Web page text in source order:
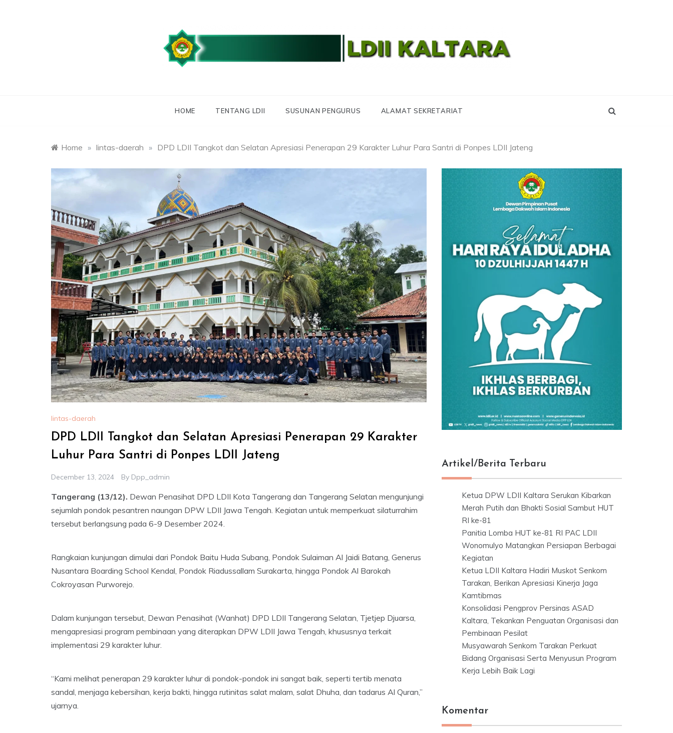
HOME TENTANG LDII SUSUNAN PENGURUS ALAMAT SEKRETARIAT
Home » lintas-daerah » DPD LDII Tangkot dan Selatan Apresiasi Penerapan 29 Karakter Luhur Para Santri di Ponpes LDII Jateng
lintas-daerah
DPD LDII Tangkot dan Selatan Apresiasi Penerapan 29 Karakter
Luhur Para Santri di Ponpes LDII Jateng
December 13, 2024 By Dpp_admin
Tangerang (13/12). Dewan Penasihat DPD LDII Kota Tangerang dan Tangerang Selatan mengunjungi
sejumlah pondok pesantren naungan DPW LDII Jawa Tengah. Kegiatan untuk memperkuat silaturrahim
tersebut berlangsung pada 6-9 Desember 2024.
Rangkaian kunjungan dimulai dari Pondok Baitu Huda Subang, Pondok Sulaiman Al Jaidi Batang, Generus
Nusantara Boarding School Kendal, Pondok Riadussallam Surakarta, hingga Pondok Al Barokah
Cokroyasan Purworejo.
Dalam kunjungan tersebut, Dewan Penasihat (Wanhat) DPD LDII Tangerang Selatan, Tjetjep Djuarsa,
mengapresiasi program pembinaan yang diterapkan DPW LDII Jawa Tengah, khususnya terkait
implementasi 29 karakter luhur.
“Kami melihat penerapan 29 karakter luhur di pondok-pondok ini sangat baik, seperti tertib menata
sandal, menjaga kebersihan, kerja bakti, hingga rutinitas salat malam, salat Dhuha, dan tadarus Al Quran,”
ujarnya.
Artikel/Berita Terbaru
Ketua DPW LDII Kaltara Serukan Kibarkan
Merah Putih dan Bhakti Sosial Sambut HUT
RI ke-81
Panitia Lomba HUT ke-81 RI PAC LDII
Wonomulyo Matangkan Persiapan Berbagai
Kegiatan
Ketua LDII Kaltara Hadiri Muskot Senkom
Tarakan, Berikan Apresiasi Kinerja Jaga
Kamtibmas
Konsolidasi Pengprov Persinas ASAD
Kaltara, Tekankan Penguatan Organisasi dan
Pembinaan Pesilat
Musyawarah Senkom Tarakan Perkuat
Bidang Organisasi Serta Menyusun Program
Kerja Lebih Baik Lagi
Komentar